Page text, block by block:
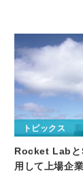
トピックス
Rocket Labと
用して上場企